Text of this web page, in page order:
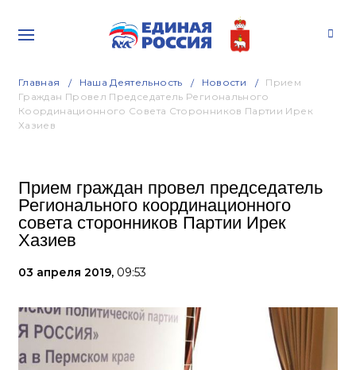
Главная Наша Деятельность Новости
Прием
Граждан Провел Председатель Регионального
Координационного Совета Сторонников Партии Ирек
Хазиев
Прием граждан провел председатель
Регионального координационного
совета сторонников Партии Ирек
Хазиев
03 апреля 2019, 09:53